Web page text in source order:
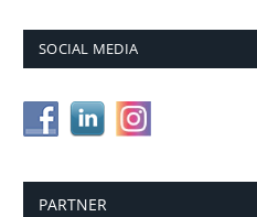
SOCIAL MEDIA
PARTNER